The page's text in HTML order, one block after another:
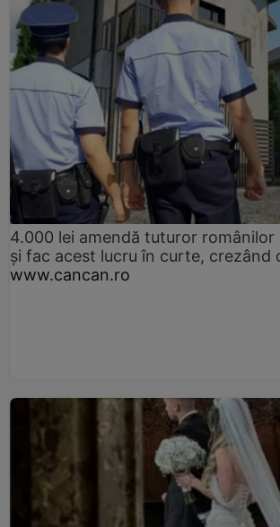
4.000 lei amendă tuturor românilor
și fac acest lucru în curte, crezând
www.cancan.ro